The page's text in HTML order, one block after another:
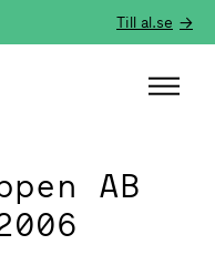
Till al.se
AB